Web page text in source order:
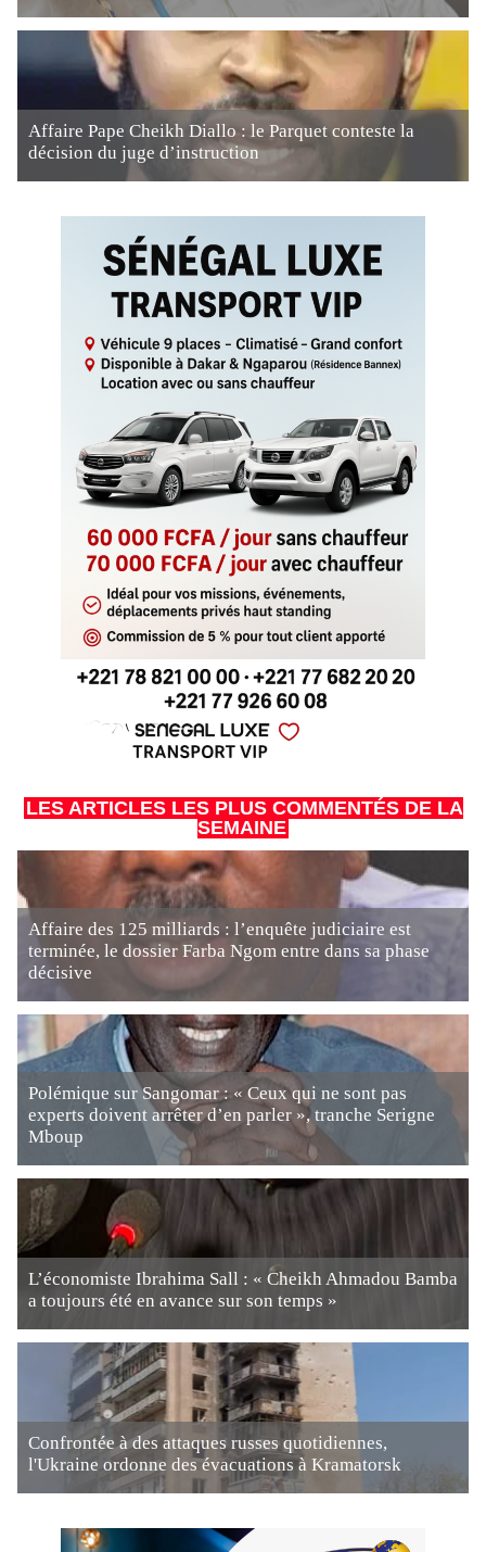
Affaire Pape Cheikh Diallo : le Parquet conteste la
décision du juge d’instruction
LES ARTICLES LES PLUS COMMENTÉS DE LA
SEMAINE
Affaire des 125 milliards : l’enquête judiciaire est
terminée, le dossier Farba Ngom entre dans sa phase
décisive
Polémique sur Sangomar : « Ceux qui ne sont pas
experts doivent arrêter d’en parler », tranche Serigne
Mboup
L’économiste Ibrahima Sall : « Cheikh Ahmadou Bamba
a toujours été en avance sur son temps »
Confrontée à des attaques russes quotidiennes,
l'Ukraine ordonne des évacuations à Kramatorsk